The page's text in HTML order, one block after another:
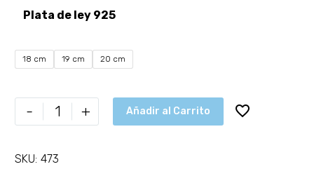
Plata de ley 925
18 cm 19 cm 20 cm
- + Añadir al Carrito
SKU: 473